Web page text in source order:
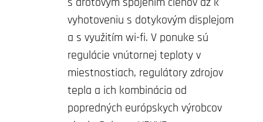
vyhotoveniu s dotykovým displejom
a s využitím wi-fi. V ponuke sú
regulácie vnútornej teploty v
miestnostiach, regulátory zdrojov
tepla a ich kombinácia od
popredných európskych výrobcov